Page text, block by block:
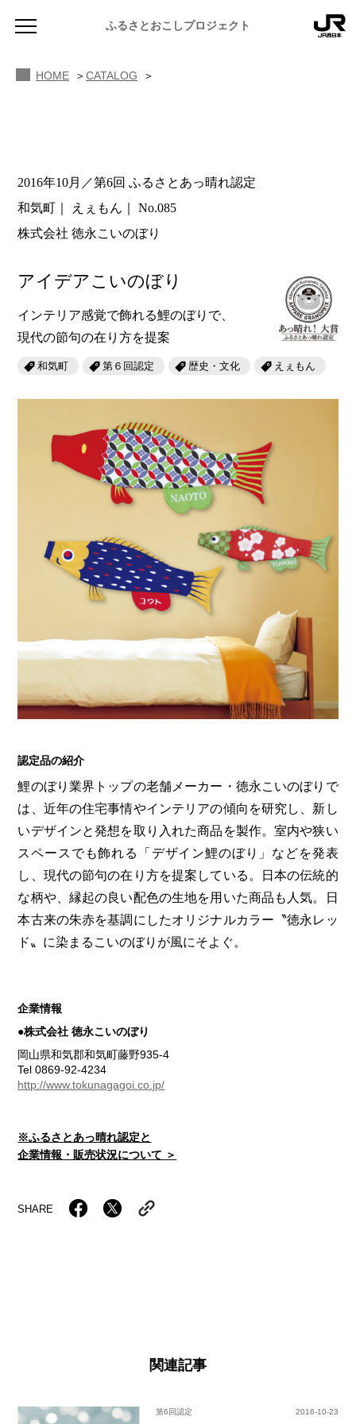
ふるさとおこしプロジェクト
お知らせ
ふるさと文庫
ふるさと散歩
あの駅この駅
おのえきTIMES
JR西日本グループのおみやげ開発
岡山育ちのアイスバー
せとうちの果実 清涼飲料水
雑貨シリーズ
恋するジャージー 瀬戸田レモン
蒜山ショコラ
蒜山ショコラクッキーズ
せとうちのおいしいシリーズ
生スフレ ふわり～ぬ
せとうちの果実 チューハイ
ふるさとあっ晴れ認定
ふるさとあっ晴れ認定
マップ・一覧から探す
カテゴリー・タグ・キーワードから探す
第15回 未来へつなぐ人
第14回 持続と進化 第13回 せとうちの海を育む山々
挑戦 第11回
第10回 岡山・備後の果物 第9回 岡山・備後のうめぇもん
美作市/西粟倉村/奈義町/勝央町
第6回 瀬戸内市/備前市/和気町/赤磐市 第5回 津山市/鏡野町/吉備中央町/久米南町/美咲町
第2回 真庭市/新庄村 第1回 新見市/高梁市/総社市/井原市/矢掛町
ふるさとあっ晴れ認定とは デジタルカタログ
Urara
SAKU美SAKU楽
SETOUCHI TRAIN
La Malle de Bois
地酒列車
スローライフ列車
ABOUT
JR岡山の地域共生
ふるさとおこしプロジェクトとは
活動内容
HOME CATALOG
2016年10月／第6回 ふるさとあっ晴れ認定
和気町
えぇもん
No.085
株式会社 徳永こいのぼり
アイデアこいのぼり
インテリア感覚で飾れる鯉のぼりで、
現代の節句の在り方を提案
和気町 第６回認定 歴史・文化 えぇもん
認定品の紹介
鯉のぼり業界トップの老舗メーカー・徳永こいのぼりで
は、近年の住宅事情やインテリアの傾向を研究し、新し
いデザインと発想を取り入れた商品を製作。室内や狭い
スペースでも飾れる「デザイン鯉のぼり」などを発表
し、現代の節句の在り方を提案している。日本の伝統的
な柄や、縁起の良い配色の生地を用いた商品も人気。日
本古来の朱赤を基調にしたオリジナルカラー〝徳永レッ
ド〟に染まるこいのぼりが風にそよぐ。
企業情報
●株式会社 徳永こいのぼり
岡山県和気郡和気町藤野935-4
Tel 0869-92-4234
http://www.tokunagagoi.co.jp/
※ふるさとあっ晴れ認定と
企業情報・販売状況について ＞
SHARE
関連記事
第6回認定 2016-10-23